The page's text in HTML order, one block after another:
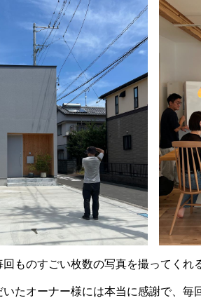
ものすごい枚数の写真を撮ってくれ
たオーナー様には本当に感謝で、毎